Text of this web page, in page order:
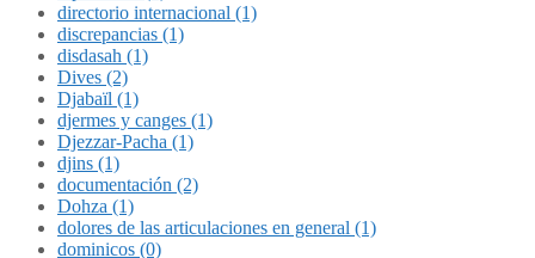
directorio internacional (1)
discrepancias (1)
disdasah (1)
Dives (2)
Djabaïl (1)
djermes y canges (1)
Djezzar-Pacha (1)
djins (1)
documentación (2)
Dohza (1)
dolores de las articulaciones en general (1)
dominicos (0)